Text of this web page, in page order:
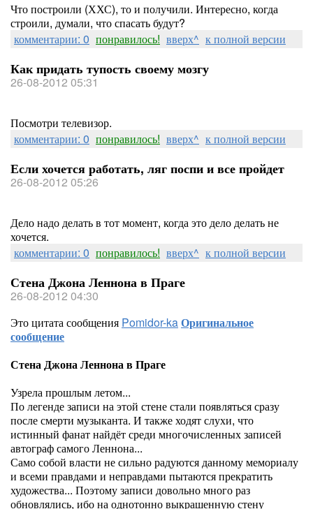
Что построили (ХХС), то и получили. Интересно, когда
строили, думали, что спасать будут?
комментарии: 0 понравилось! вверх^ к полной версии
Как придать тупость своему мозгу
26-08-2012 05:31
Посмотри телевизор.
комментарии: 0 понравилось! вверх^ к полной версии
Если хочется работать, ляг поспи и все пройдет
26-08-2012 05:26
Дело надо делать в тот момент, когда это дело делать не
хочется.
комментарии: 0 понравилось! вверх^ к полной версии
Стена Джона Леннона в Праге
26-08-2012 04:30
Это цитата сообщения Pomidor-kaОригинальное
сообщение
Стена Джона Леннона в Праге
Узрела прошлым летом...
По легенде записи на этой стене стали появляться сразу
после смерти музыканта. И также ходят слухи, что
истинный фанат найдёт среди многочисленных записей
автограф самого Леннона...
Само собой власти не сильно радуются данному мемориалу
и всеми правдами и неправдами пытаются прекратить
художества... Поэтому записи довольно много раз
обновлялись, ибо на однотонно выкрашенную стену